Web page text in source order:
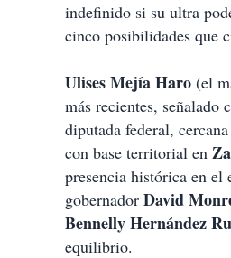
indefinido si su ultra
cinco posibilidades que
Ulises Mejía Haro (el
más recientes,
diputada federal,
con base territorial en
presencia histórica en el
gobernador David
Bennelly Hernández
equilibrio.